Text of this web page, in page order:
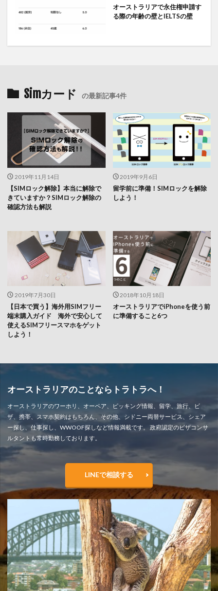
オーストラリアで永住権申請す
る際の年齢の壁とIELTSの壁
Simカード の最新記事4件
2019年11月14日
【SIMロック解除】本当に解除で
きていますか？SIMロック解除の
確認方法も解説
2019年9月6日
留学前に準備！SIMロックを解除
しよう！
2019年7月30日
【日本で買う】海外用SIMフリー
端末購入ガイド 海外で安心して
使えるSIMフリースマホをゲット
しよう！
2018年10月18日
オーストラリアでiPhoneを使う前
に準備すること6つ
オーストラリアのことならトラトラへ！
オーストラリアのワーホリ、オーペア、ピッキング情報、留学、旅行、ビ
ザ、携帯、スマホ契約はもちろん、その他、シドニー両替サービス、シェア
ー探し、仕事探し、WWOOF探しなど情報満載です。 政府認定のビザコンサ
ルタントも常時勤務しております。
LINEで相談する